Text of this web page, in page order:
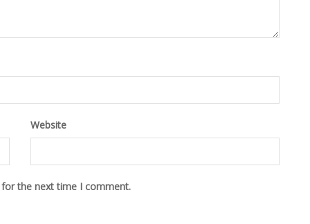
Website
the next time I comment.